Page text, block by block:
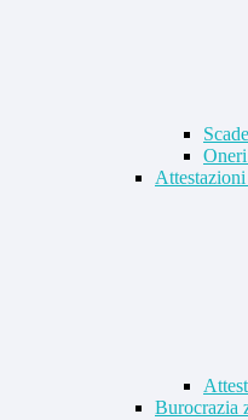
Burocrazia